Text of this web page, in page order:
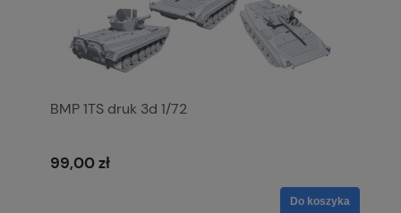
BMP 1TS druk 3d 1/72
99,00 zł
Do koszyka